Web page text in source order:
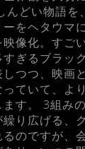
んどい物語を
をヘタウマ
像化。すご
ぎるブラッ
つつ、映画
ていて、よ
す。 3組み
り広げる、
のですが、